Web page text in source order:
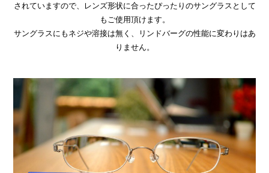
されていますので、レンズ形状に合ったぴったりのサングラスとして
もご使用頂けます。
サングラスにもネジや溶接は無く、リンドバーグの性能に変わりはあ
りません。